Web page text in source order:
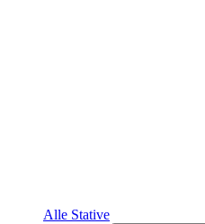
Alle Stative